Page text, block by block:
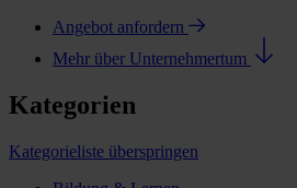
Angebot anfordern
Mehr über Unternehmertum
Kategorien
Kategorieliste überspringen